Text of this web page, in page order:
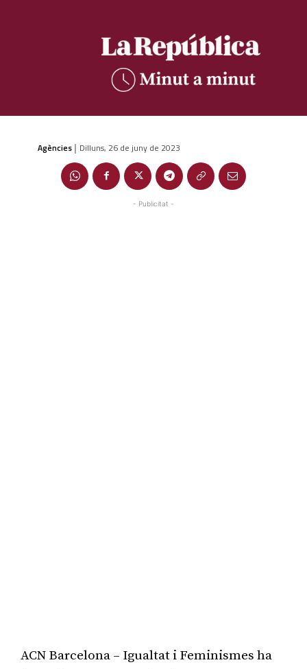
Agències | Dilluns, 26 de juny de 2023
- Publicitat -
ACN Barcelona – Igualtat i Feminismes ha